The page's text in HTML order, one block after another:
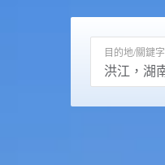
目的地/關鍵字